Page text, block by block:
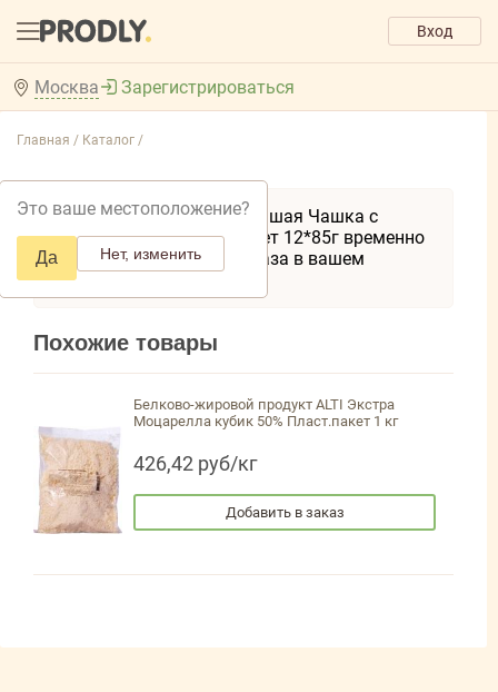
Вход
Москва
Это ваше местоположение?
Да Нет, изменить
Зарегистрироваться
Главная / Каталог /
Товар Цикорий Большая Чашка с
экстр. Черники, пакет 12*85г временно
недоступен для заказа в вашем
Похожие товары
Белково-жировой продукт ALTI Экстра
Моцарелла кубик 50% Пласт.пакет 1 кг
426,42 руб/кг
Добавить в заказ